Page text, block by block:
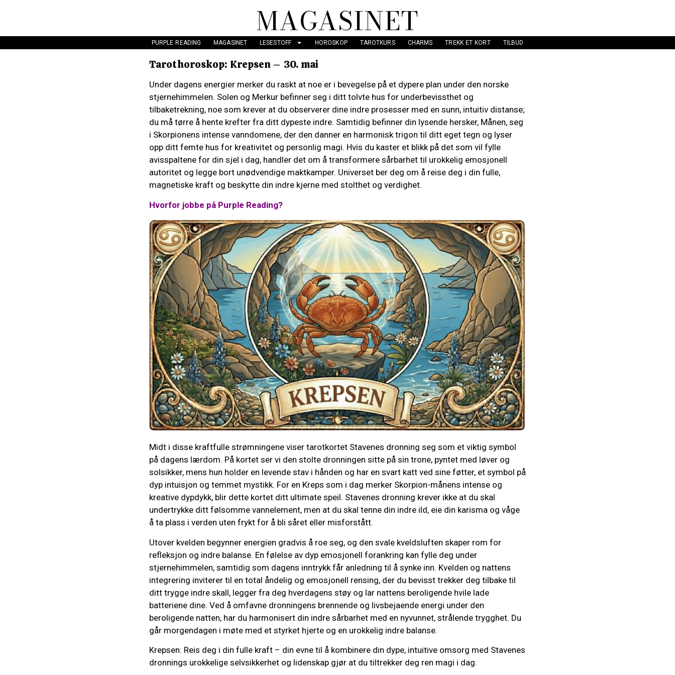
MAGASINET
PURPLE READING MAGASINET LESESTOFF HOROSKOP TAROTKURS CHARMS TREKK ET KORT TILBUD
Tarothoroskop: Krepsen – 30. mai
Under dagens energier merker du raskt at noe er i bevegelse på et dypere plan under den norske
stjernehimmelen. Solen og Merkur befinner seg i ditt tolvte hus for underbevissthet og
tilbaketrekning, noe som krever at du observerer dine indre prosesser med en sunn, intuitiv distanse;
du må tørre å hente krefter fra ditt dypeste indre. Samtidig befinner din lysende hersker, Månen, seg
i Skorpionens intense vanndomene, der den danner en harmonisk trigon til ditt eget tegn og lyser
opp ditt femte hus for kreativitet og personlig magi. Hvis du kaster et blikk på det som vil fylle
avisspaltene for din sjel i dag, handler det om å transformere sårbarhet til urokkelig emosjonell
autoritet og legge bort unødvendige maktkamper. Universet ber deg om å reise deg i din fulle,
magnetiske kraft og beskytte din indre kjerne med stolthet og verdighet.
Hvorfor jobbe på Purple Reading?
Midt i disse kraftfulle strømningene viser tarotkortet Stavenes dronning seg som et viktig symbol
på dagens lærdom. På kortet ser vi den stolte dronningen sitte på sin trone, pyntet med løver og
solsikker, mens hun holder en levende stav i hånden og har en svart katt ved sine føtter, et symbol på
dyp intuisjon og temmet mystikk. For en Kreps som i dag merker Skorpion-månens intense og
kreative dypdykk, blir dette kortet ditt ultimate speil. Stavenes dronning krever ikke at du skal
undertrykke ditt følsomme vannelement, men at du skal tenne din indre ild, eie din karisma og våge
å ta plass i verden uten frykt for å bli såret eller misforstått.
Utover kvelden begynner energien gradvis å roe seg, og den svale kveldsluften skaper rom for
refleksjon og indre balanse. En følelse av dyp emosjonell forankring kan fylle deg under
stjernehimmelen, samtidig som dagens inntrykk får anledning til å synke inn. Kvelden og nattens
integrering inviterer til en total åndelig og emosjonell rensing, der du bevisst trekker deg tilbake til
ditt trygge indre skall, legger fra deg hverdagens støy og lar nattens beroligende hvile lade
batteriene dine. Ved å omfavne dronningens brennende og livsbejaende energi under den
beroligende natten, har du harmonisert din indre sårbarhet med en nyvunnet, strålende trygghet. Du
går morgendagen i møte med et styrket hjerte og en urokkelig indre balanse.
Krepsen: Reis deg i din fulle kraft – din evne til å kombinere din dype, intuitive omsorg med Stavenes
dronnings urokkelige selvsikkerhet og lidenskap gjør at du tiltrekker deg ren magi i dag.